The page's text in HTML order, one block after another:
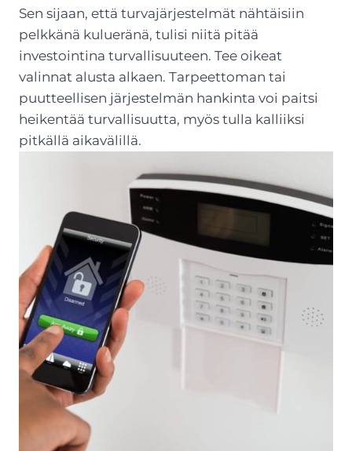
Sen sijaan, että turvajärjestelmät nähtäisiin
pelkkänä kulueränä, tulisi niitä pitää
investointina turvallisuuteen. Tee oikeat
valinnat alusta alkaen. Tarpeettoman tai
puutteellisen järjestelmän hankinta voi paitsi
heikentää turvallisuutta, myös tulla kalliiksi
pitkällä aikavälillä.